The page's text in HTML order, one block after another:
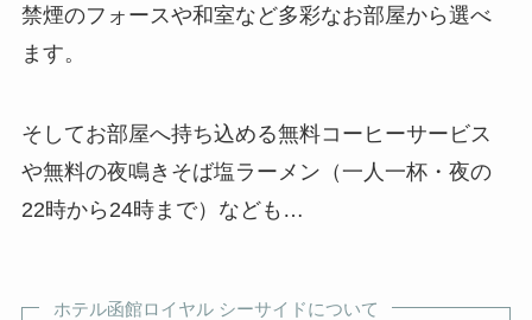
禁煙のフォースや和室など多彩なお部屋から選べ
ます。
そしてお部屋へ持ち込める無料コーヒーサービス
や無料の夜鳴きそば塩ラーメン（一人一杯・夜の
22時から24時まで）なども…
ホテル函館ロイヤル シーサイドについて